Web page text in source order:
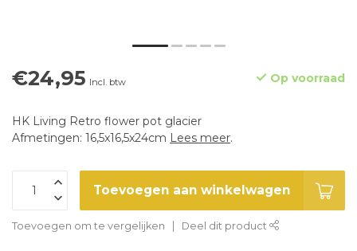
€24,95 Incl. btw Op voorraad
HK Living Retro flower pot glacier
Afmetingen: 16,5x16,5x24cm Lees meer.
Toevoegen aan winkelwagen
Toevoegen om te vergelijken Deel dit product